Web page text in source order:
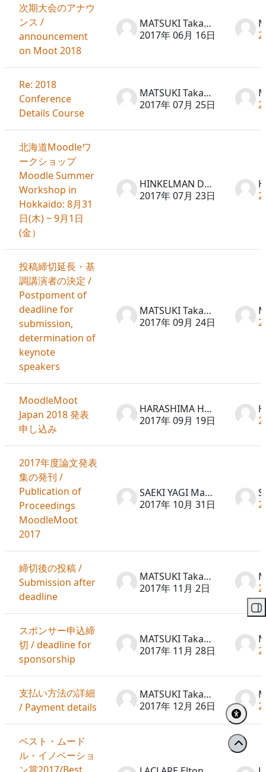
次期大会のアナウ
ンス /
announcement
on Moot 2018
MATSUKI Takayuki
2017年 06月 16日
Re: 2018
Conference
Details Course
MATSUKI Takayuki
2017年 07月 25日
北海道Moodleワ
ークショップ
Moodle Summer
Workshop in
Hokkaido: 8月31
日(木) ~ 9月1日
(金）
HINKELMAN Don
2017年 07月 23日
投稿締切延長・基
調講演者の決定 /
Postpoment of
deadline for
submission,
determination of
keynote
speakers
MATSUKI Takayuki
2017年 09月 24日
MoodleMoot
Japan 2018 発表
申し込み
HARASHIMA Hideto
2017年 09月 19日
2017年度論文発表
集の発刊 /
Publication of
Proceedings
MoodleMoot
2017
SAEKI YAGI Machiko
2017年 10月 31日
締切後の投稿 /
Submission after
deadline
MATSUKI Takayuki
2017年 11月 2日
スポンサー申込締
切 / deadline for
sponsorship
MATSUKI Takayuki
2017年 11月 28日
支払い方法の詳細
/ Payment details
MATSUKI Takayuki
2017年 12月 26日
ベスト・ムード
ル・イノベーショ